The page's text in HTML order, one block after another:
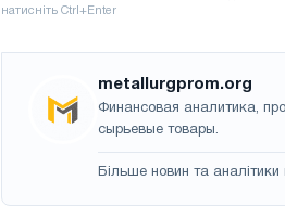
metallurgprom.org
Финансовая аналитика,
сырьевые товары.
Більше новин та аналітики